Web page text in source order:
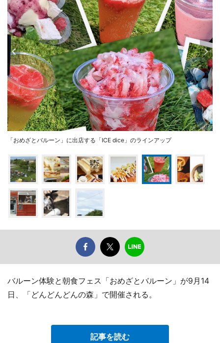
「おめざとバルーン」に出店する「ICE dice」のラインアップ
バルーン体験と朝食フェス「おめざとバルーン」が9月14
日、「どんどんどんの森」で開催される。
記事を読む